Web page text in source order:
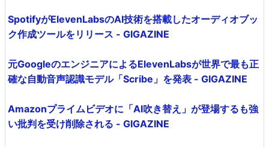
SpotifyがElevenLabsのAI技術を搭載したオーディオブッ
ク作成ツールをリリース - GIGAZINE
元GoogleのエンジニアによるElevenLabsが世界で最も正
確な自動音声認識モデル「Scribe」を発表 - GIGAZINE
Amazonプライムビデオに「AI吹き替え」が登場するも強
い批判を受け削除される - GIGAZINE